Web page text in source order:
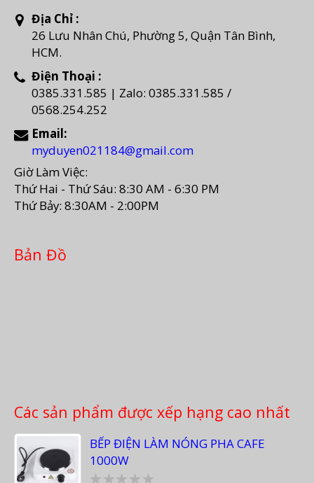
Địa Chỉ :
26 Lưu Nhân Chú, Phường 5, Quận Tân Bình,
HCM.
Điện Thoại :
0385.331.585 | Zalo: 0385.331.585 /
0568.254.252
Email:
myduyen021184@gmail.com
Giờ Làm Việc:
Thứ Hai - Thứ Sáu: 8:30 AM - 6:30 PM
Thứ Bảy: 8:30AM - 2:00PM
Bản Đồ
Các sản phẩm được xếp hạng cao nhất
BẾP ĐIỆN LÀM NÓNG PHA CAFE
1000W